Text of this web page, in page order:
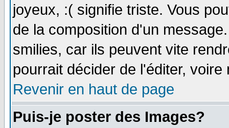
joyeux, :( signifie triste. Vous
de la composition d'un
smilies, car ils peuvent vite
pourrait décider de l'éditer,
Revenir en haut de page
Puis-je poster des Images?